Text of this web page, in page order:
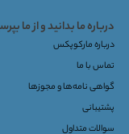
درباره ما بدانید و از ما
درباره مارکوپکس
تماس با ما
گواهی نامه‌ها و مجوزها
پشتیبانی
سوالات متداول